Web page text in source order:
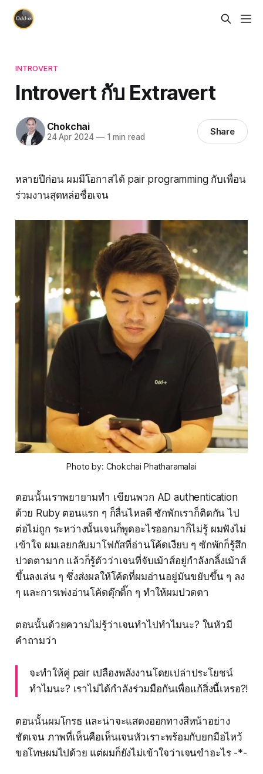
INTROVERT
Introvert กับ Extravert
Chokchai
24 Apr 2024 —1 min read Share
หลายปีก่อน ผมมีโอกาสได้ pair programming กับเพื่อน
ร่วมงานสุดหล่อชื่อเจน
Photo by: Chokchai Phatharamalai
ตอนนั้นเราพยายามทำ เขียนพวก AD authentication
ด้วย Ruby ตอนแรก ๆ ก็ลื่นไหลดี ซักพักเราก็ติดกัน ไป
ต่อไม่ถูก ระหว่างนั้นเจนก็พูดอะไรออกมาก็ไม่รู้ ผมฟังไม่
เข้าใจ ผมเลยกลับมาโฟกัสที่อ่านโค้ดเงียบ ๆ ซักพักก็รู้สึก
ปวดตามาก แล้วก็รู้ตัวว่าเจนที่จับเม้าส์อยู่กำลังกลิ้งเม้าส์
ขึ้นลงเล่น ๆ ซึ่งส่งผลให้โค้ดที่ผมอ่านอยู่มันขยับขึ้น ๆ ลง
ๆ และการเพ่งอ่านโค้ดดุ๊กดิ๊ก ๆ ทำให้ผมปวดตา
ตอนนั้นด้วยความไม่รู้ว่าเจนทำไปทำไมนะ? ในหัวมี
คำถามว่า
จะทำให้คู่ pair เปลืองพลังงานโดยเปล่าประโยชน์
ทำไมนะ? เราไม่ได้กำลังร่วมมือกันเพื่อแก้สิ่งนี้เหรอ?!
ตอนนั้นผมโกรธ และน่าจะแสดงออกทางสีหน้าอย่าง
ชัดเจน ภาพที่เห็นคือเห็นเจนหัวเราะพร้อมกับยกมือไหว้
ขอโทษผมไปด้วย แต่ผมก็ยังไม่เข้าใจว่าเจนขำอะไร -*-